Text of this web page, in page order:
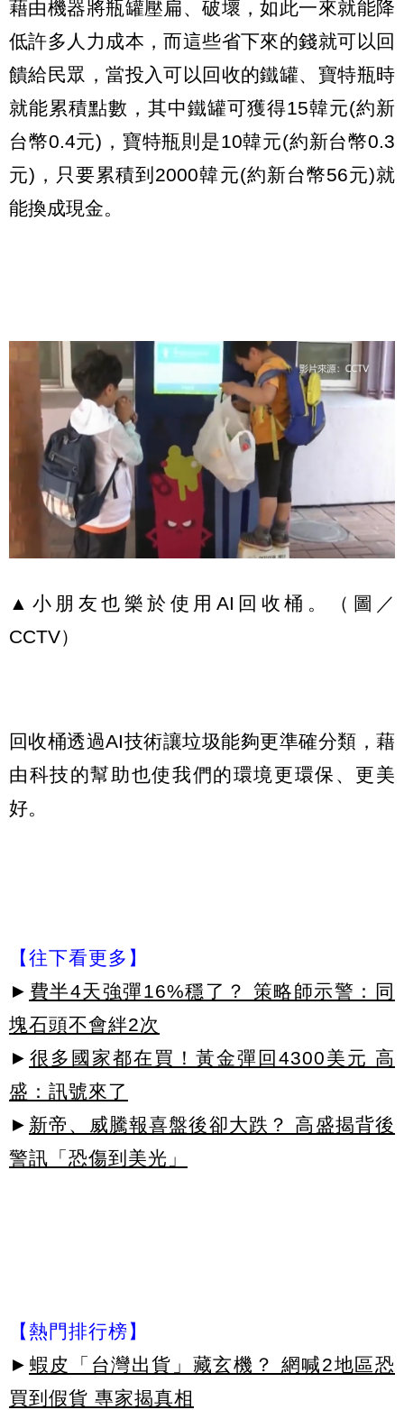
藉由機器將瓶罐壓扁、破壞，如此一來就能降
低許多人力成本，而這些省下來的錢就可以回
饋給民眾，當投入可以回收的鐵罐、寶特瓶時
就能累積點數，其中鐵罐可獲得15韓元(約新
台幣0.4元)，寶特瓶則是10韓元(約新台幣0.3
元)，只要累積到2000韓元(約新台幣56元)就
能換成現金。
▲小朋友也樂於使用AI回收桶。（圖／
CCTV）
回收桶透過AI技術讓垃圾能夠更準確分類，藉
由科技的幫助也使我們的環境更環保、更美
好。
【往下看更多】
► 費半4天強彈16%穩了？ 策略師示警：同
塊石頭不會絆2次
► 很多國家都在買！黃金彈回4300美元 高
盛：訊號來了
► 新帝、威騰報喜盤後卻大跌？ 高盛揭背後
警訊「恐傷到美光」
【熱門排行榜】
► 蝦皮「台灣出貨」藏玄機？ 網喊2地區恐
買到假貨 專家揭真相